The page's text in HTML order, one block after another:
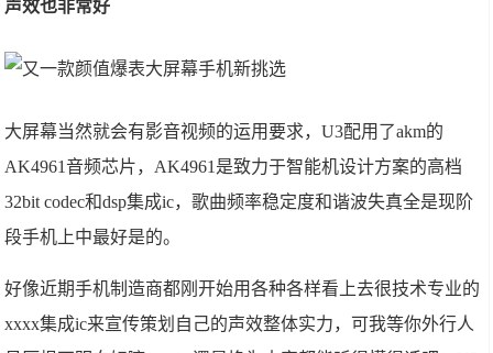
声效也非常好
大屏幕当然就会有影音视频的运用要求，U3配用了akm的
AK4961音频芯片，AK4961是致力于智能机设计方案的高档
32bit codec和dsp集成ic，歌曲频率稳定度和谐波失真全是现阶
段手机上中最好是的。
好像近期手机制造商都刚开始用各种各样看上去很技术专业的
xxxx集成ic来宣传策划自己的声效整体实力，可我等你外行人